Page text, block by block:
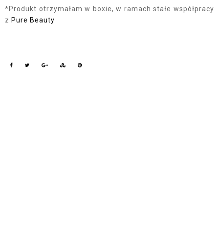
*Produkt otrzymałam w boxie, w ramach stałe współpracy
z Pure Beauty